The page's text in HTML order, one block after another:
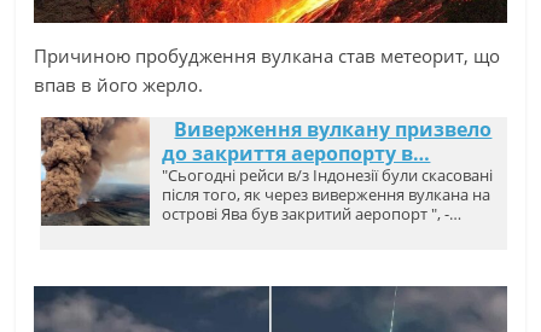
Причиною пробудження вулкана став метеорит, що
впав в його жерло.
Виверження вулкану призвело
до закриття аеропорту в…
"Сьогодні рейси в/з Індонезії були скасовані
після того, як через виверження вулкана на
острові Ява був закритий аеропорт ", -…